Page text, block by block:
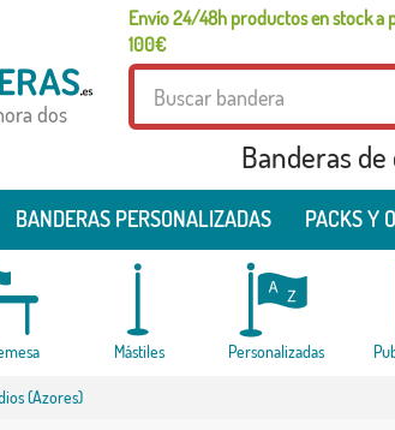
Envío 24/48h productos en stock a
100€
dos
Banderas
BANDERAS PERSONALIZADAS PACKS Y
Mástiles Personalizadas
(Azores)